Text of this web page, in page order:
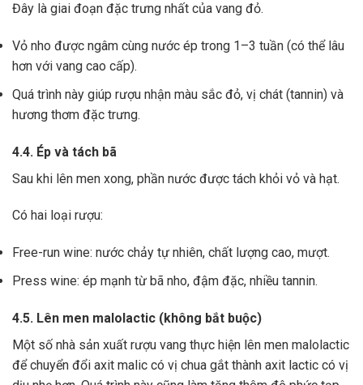
Đây là giai đoạn đặc trưng nhất của vang đỏ.
Vỏ nho được ngâm cùng nước ép trong 1–3 tuần (có thể lâu
hơn với vang cao cấp).
Quá trình này giúp rượu nhận màu sắc đỏ, vị chát (tannin) và
hương thơm đặc trưng.
4.4. Ép và tách bã
Sau khi lên men xong, phần nước được tách khỏi vỏ và hạt.
Có hai loại rượu:
Free-run wine: nước chảy tự nhiên, chất lượng cao, mượt.
Press wine: ép mạnh từ bã nho, đậm đặc, nhiều tannin.
4.5. Lên men malolactic (không bắt buộc)
Một số nhà sản xuất rượu vang thực hiện lên men malolactic
để chuyển đổi axit malic có vị chua gắt thành axit lactic có vị